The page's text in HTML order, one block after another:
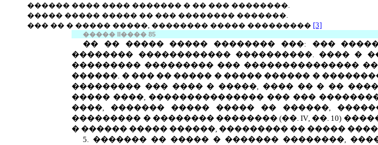
������ ���� ���� ������� � �� ��� ��������.
����� ����� ����� �� ��� �������� �������.
��� �� � ����� �����, �������� ����� ��������� [3]
�����II����85
�� �� ����� ����� �������� ���: ���
�������� ������������ ����������. ���� �
��������� ��������� ��� ���������������
������. � ��� �� ����� � ����� ������ �
��������� ��� ���� � �����, ���� �� � ��
����� ����, ��������������� ��� ���
����, ������� ����� ����� �� ������,
��������� � �������� �������� (��.IV, ��. 10)
� ������ ����� ������, ��������� �� �����
5. ������� �� ����� � ������� ��������,